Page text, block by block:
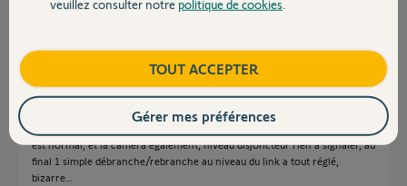
Contact
descendu (celui qui alimente le link et la prise de la caméra) ?
J’ai trouvé un membre de ma famille qui s’est rendu sur place, le voyant
est normal, et la caméra également, niveau disjoncteur rien à signaler, au
final 1 simple débranche/rebranche au niveau du link a tout réglé,
bizarre…
veuillez consulter notre politique de cookies
TOUT ACCEPTER
Gérer mes préférences